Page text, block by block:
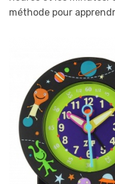
méthode pour